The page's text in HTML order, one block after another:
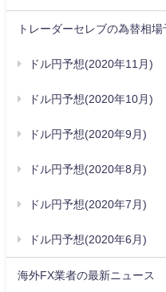
トレーダーセレブの為替相場
ドル円予想(2020年11月)
ドル円予想(2020年10月)
ドル円予想(2020年9月)
ドル円予想(2020年8月)
ドル円予想(2020年7月)
ドル円予想(2020年6月)
海外FX業者の最新ニュース